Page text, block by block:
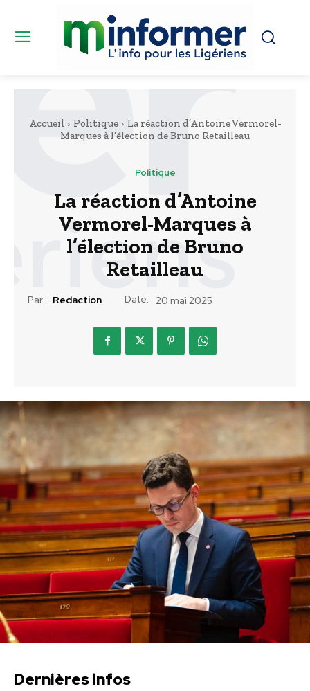
Accueil Politique
La réaction d’Antoine Vermorel-
Marques à l’élection de Bruno Retailleau
Politique
La réaction d’Antoine
Vermorel-Marques à
l’élection de Bruno
Retailleau
Par : Redaction Date: 20 mai 2025
Dernières infos